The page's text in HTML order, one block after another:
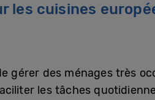
les cuisines
de gérer des ménages très
les tâches